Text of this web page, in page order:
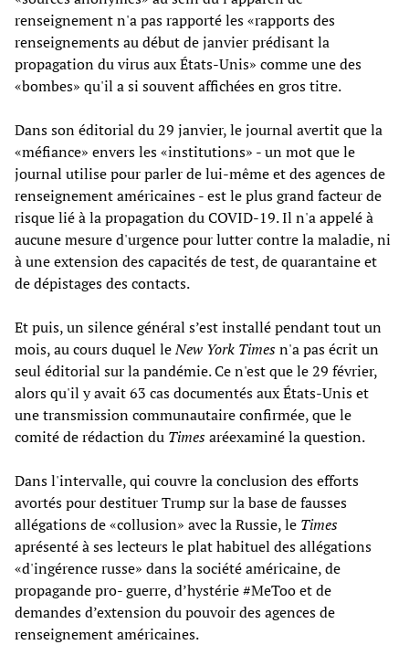
renseignement n'a pas rapporté les «rapports des
renseignements au début de janvier prédisant la
propagation du virus aux États-Unis» comme une des
«bombes» qu'il a si souvent affichées en gros titre.
Dans son éditorial du 29 janvier, le journal avertit que la
«méfiance» envers les «institutions» - un mot que le
journal utilise pour parler de lui-même et des agences de
renseignement américaines - est le plus grand facteur de
risque lié à la propagation du COVID-19. Il n'a appelé à
aucune mesure d'urgence pour lutter contre la maladie, ni
à une extension des capacités de test, de quarantaine et
de dépistages des contacts.
Et puis, un silence général s’est installé pendant tout un
mois, au cours duquel leNew York Timesn'a pas écrit un
seul éditorial sur la pandémie. Ce n'est que le 29 février,
alors qu'il y avait 63 cas documentés aux États-Unis et
une transmission communautaire confirmée, que le
comité de rédaction du Timesaréexaminé la question.
Dans l'intervalle, qui couvre la conclusion des efforts
avortés pour destituer Trump sur la base de fausses
allégations de «collusion» avec la Russie, le Times
aprésenté à ses lecteurs le plat habituel des allégations
«d'ingérence russe» dans la société américaine, de
propagande pro- guerre, d’hystérie #MeToo et de
demandes d’extension du pouvoir des agences de
renseignement américaines.